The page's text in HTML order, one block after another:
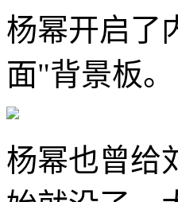
杨幂开启了
面"背景板。
杨幂也曾给